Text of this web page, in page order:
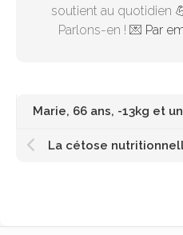
soutient au quotidien
Parlons-en ! 💌 Par
La cétose